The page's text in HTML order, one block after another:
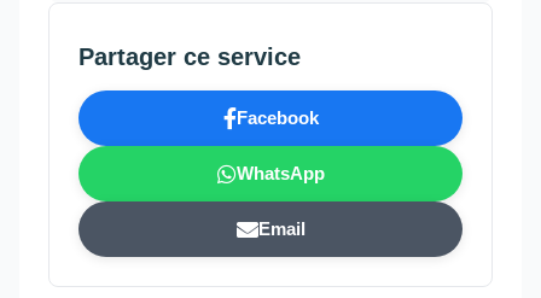
Partager ce service
Facebook
WhatsApp
Email